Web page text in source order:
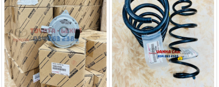
MOTO QUẠT KÉT NƯỚC
VIOS 2015- 16363-0Y050
163630Y050 163630Y040
LÒ XO GIẢM XÓC TRƯỚC
VIOS 2015- 48231-0D480
482310D480